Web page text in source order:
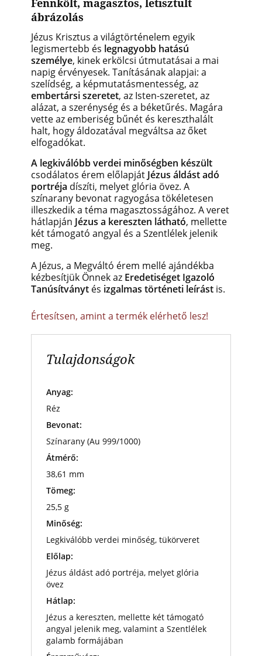
ábrázolás
Jézus Krisztus a világtörténelem egyik
legismertebb és legnagyobb hatású
személye, kinek erkölcsi útmutatásai a mai
napig érvényesek. Tanításának alapjai: a
szelídség, a képmutatásmentesség, az
embertársi szeretet, az Isten-szeretet, az
alázat, a szerénység és a béketűrés. Magára
vette az emberiség bűnét és kereszthalált
halt, hogy áldozatával megváltsa az őket
elfogadókat.
A legkiválóbb verdei minőségben készült
csodálatos érem előlapját Jézus áldást adó
portréja díszíti, melyet glória övez. A
színarany bevonat ragyogása tökéletesen
illeszkedik a téma magasztosságához. A veret
hátlapján Jézus a kereszten látható, mellette
két támogató angyal és a Szentlélek jelenik
meg.
A Jézus, a Megváltó érem mellé ajándékba
kézbesítjük Önnek az Eredetiséget Igazoló
Tanúsítványt és izgalmas történeti leírást is.
Értesítsen, amint a termék elérhető lesz!
Tulajdonságok
Anyag:
Réz
Bevonat:
Színarany (Au 999/1000)
Átmérő:
38,61 mm
Tömeg:
25,5 g
Minőség:
Legkiválóbb verdei minőség, tükörveret
Előlap:
Jézus áldást adó portréja, melyet glória
övez
Hátlap:
Jézus a kereszten, mellette két támogató
angyal jelenik meg, valamint a Szentlélek
galamb formájában